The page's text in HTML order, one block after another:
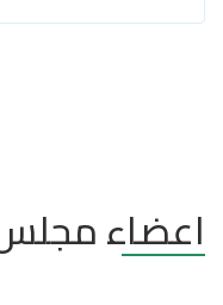
اعضاء مجلس